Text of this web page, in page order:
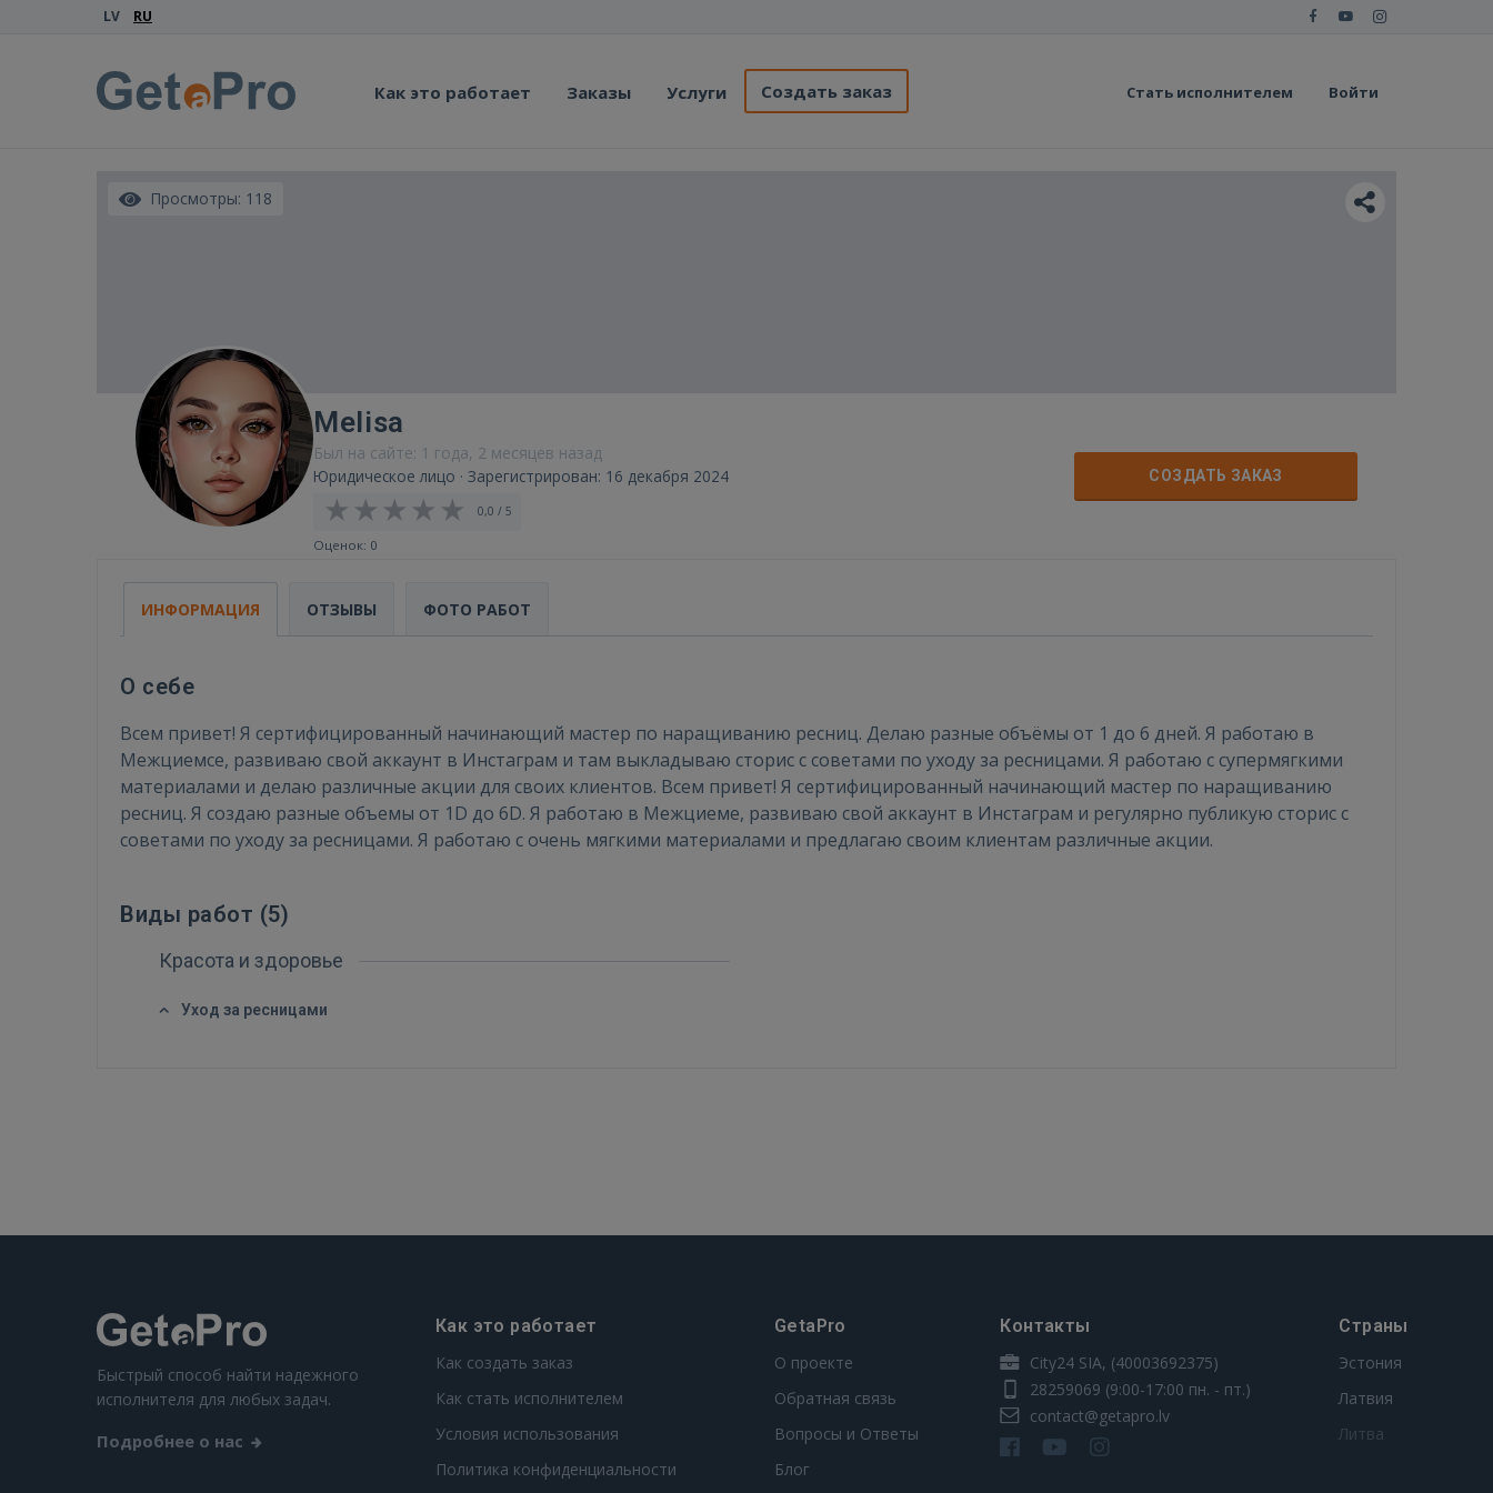
LV RU
Как это работает Заказы Услуги Создать заказ Стать исполнителем Войти
Просмотры: 118
Melisa
Был на сайте: 1 года, 2 месяцев назад
Юридическое лицо · Зарегистрирован: 16 декабря 2024
0,0 / 5
Оценок: 0
СОЗДАТЬ ЗАКАЗ
ИНФОРМАЦИЯ ОТЗЫВЫ ФОТО РАБОТ
О себе
Всем привет! Я сертифицированный начинающий мастер по наращиванию ресниц. Делаю разные объёмы от 1 до 6 дней. Я работаю в
Межциемсе, развиваю свой аккаунт в Инстаграм и там выкладываю сторис с советами по уходу за ресницами. Я работаю с супермягкими
материалами и делаю различные акции для своих клиентов. Всем привет! Я сертифицированный начинающий мастер по наращиванию
ресниц. Я создаю разные объемы от 1D до 6D. Я работаю в Межциеме, развиваю свой аккаунт в Инстаграм и регулярно публикую сторис с
советами по уходу за ресницами. Я работаю с очень мягкими материалами и предлагаю своим клиентам различные акции.
Виды работ (5)
Красота и здоровье
Уход за ресницами
Быстрый способ найти надежного
исполнителя для любых задач.
Подробнее о нас
Как это работает
Как создать заказ
Как стать исполнителем
Условия использования
Политика конфиденциальности
GetaPro
О проекте
Обратная связь
Вопросы и Ответы
Блог
Контакты
City24 SIA, (40003692375)
28259069 (9:00-17:00 пн. - пт.)
contact@getapro.lv
Страны
Эстония
Латвия
Литва